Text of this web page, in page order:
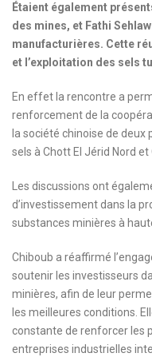
Étaient également
des mines, et Fathi
manufacturières. Cette
et l’exploitation des sels
En effet la rencontre a
renforcement de la
la société chinoise de
sels à Chott El Jérid Nord et
Les discussions ont
d’investissement dans la
substances minières à
Chiboub a réaffirmé
soutenir les investisseurs
minières, afin de leur
les meilleures conditions.
constante de renforcer les
entreprises industrielles